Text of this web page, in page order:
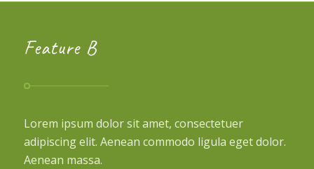
Feature B
Lorem ipsum dolor sit amet, consectetuer
adipiscing elit. Aenean commodo ligula eget dolor.
Aenean massa.